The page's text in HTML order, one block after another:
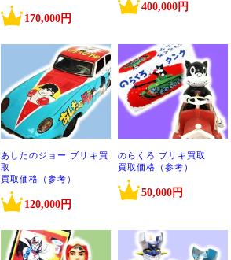
170,000円
400,000円
あしたのジョー ブリキ買
取
買取価格（参考）
120,000円
のらくろ ブリキ買取
買取価格（参考）
50,000円